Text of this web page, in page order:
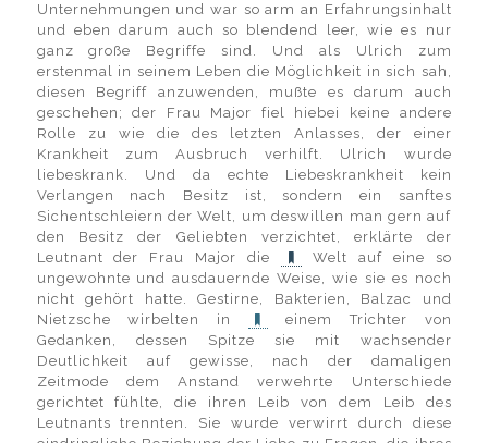
Unternehmungen und war so arm an Erfahrungsinhalt
und eben darum auch so blendend leer, wie es nur
ganz große Begriffe sind. Und als Ulrich zum
erstenmal in seinem Leben die Möglichkeit in sich sah,
diesen Begriff anzuwenden, mußte es darum auch
geschehen; der Frau Major fiel hiebei keine andere
Rolle zu wie die des letzten Anlasses, der einer
Krankheit zum Ausbruch verhilft. Ulrich wurde
liebeskrank. Und da echte Liebeskrankheit kein
Verlangen nach Besitz ist, sondern ein sanftes
Sichentschleiern der Welt, um deswillen man gern auf
den Besitz der Geliebten verzichtet, erklärte der
Leutnant der Frau Major die
Welt auf eine so
ungewohnte und ausdauernde Weise, wie sie es noch
nicht gehört hatte. Gestirne, Bakterien, Balzac und
Nietzsche wirbelten in
einem Trichter von
Gedanken, dessen Spitze sie mit wachsender
Deutlichkeit auf gewisse, nach der damaligen
Zeitmode dem Anstand verwehrte Unterschiede
gerichtet fühlte, die ihren Leib von dem Leib des
Leutnants trennten. Sie wurde verwirrt durch diese